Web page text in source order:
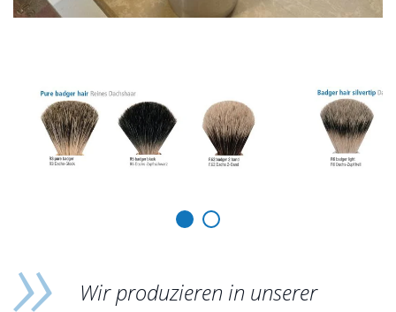
Wir produzieren in unserer